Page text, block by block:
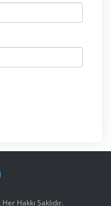
Her Hakkı Saklıdır.